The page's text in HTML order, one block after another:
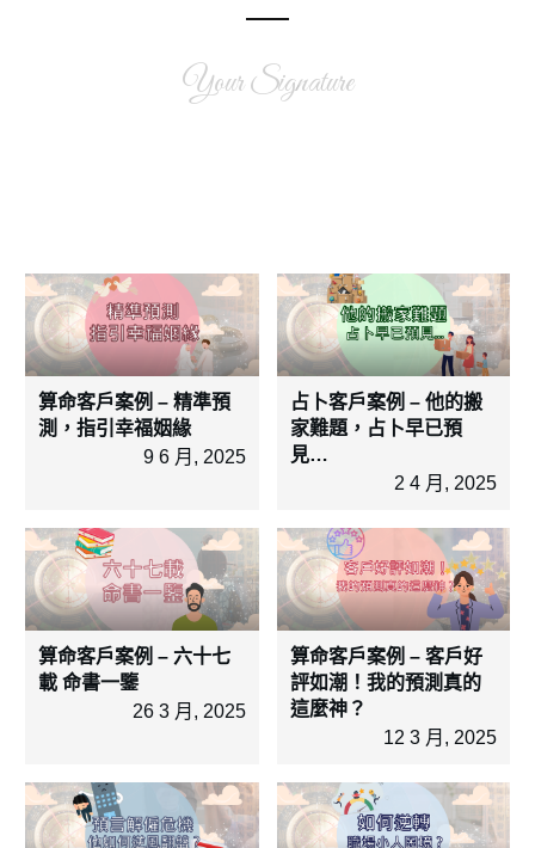
Your Signature
算命客戶案例 – 精準預
測，指引幸福姻緣
9 6 月, 2025
占卜客戶案例 – 他的搬
家難題，占卜早已預
見…
2 4 月, 2025
算命客戶案例 – 六十七
載 命書一鑒
26 3 月, 2025
算命客戶案例 – 客戶好
評如潮！我的預測真的
這麼神？
12 3 月, 2025